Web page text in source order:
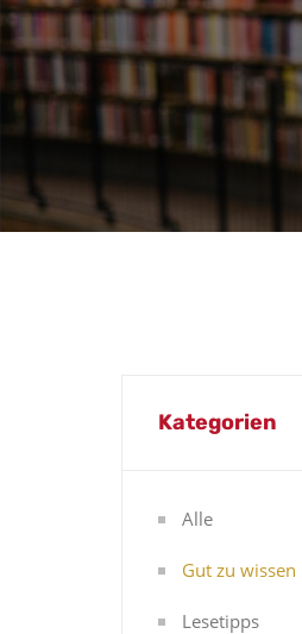
Kategorien
Alle
Gut zu wissen
Lesetipps